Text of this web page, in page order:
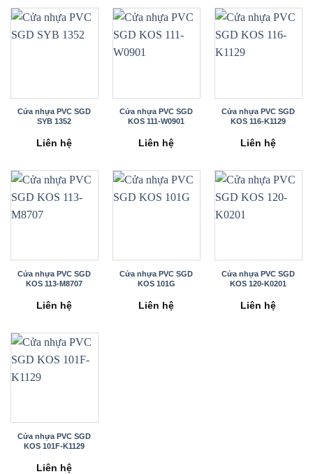
Cửa nhựa PVC SGD
SYB 1352
Liên hệ
Cửa nhựa PVC SGD
KOS 111-W0901
Liên hệ
Cửa nhựa PVC SGD
KOS 116-K1129
Liên hệ
Cửa nhựa PVC SGD
KOS 113-M8707
Liên hệ
Cửa nhựa PVC SGD
KOS 101G
Liên hệ
Cửa nhựa PVC SGD
KOS 120-K0201
Liên hệ
Cửa nhựa PVC SGD
KOS 101F-K1129
Liên hệ